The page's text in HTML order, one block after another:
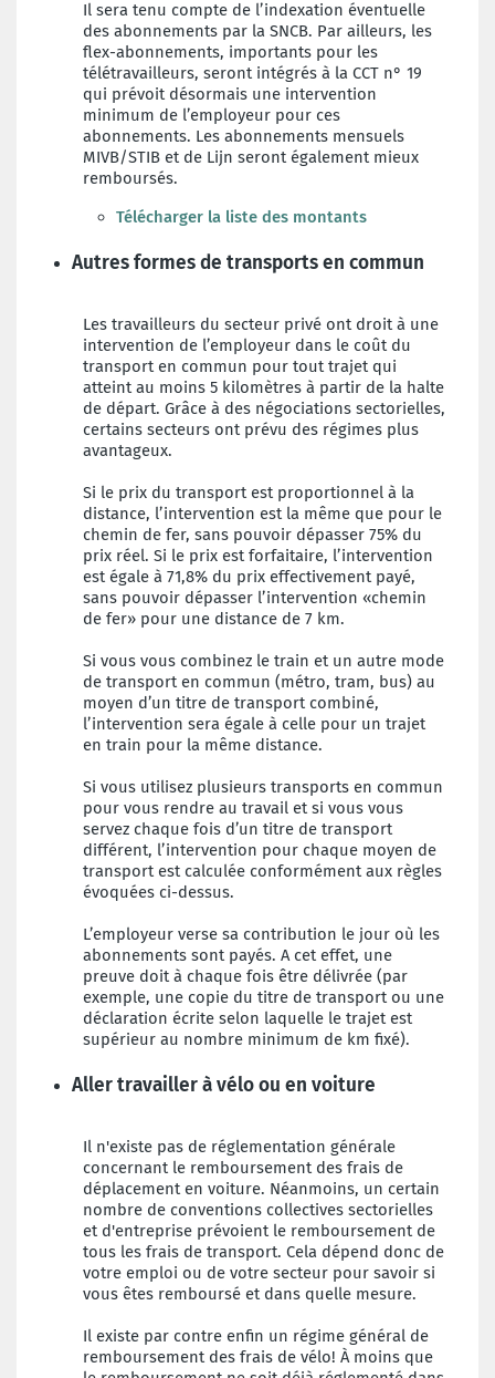
Il sera tenu compte de l’indexation éventuelle
des abonnements par la SNCB. Par ailleurs, les
flex-abonnements, importants pour les
télétravailleurs, seront intégrés à la CCT n° 19
qui prévoit désormais une intervention
minimum de l’employeur pour ces
abonnements. Les abonnements mensuels
MIVB/STIB et de Lijn seront également mieux
remboursés.
Télécharger la liste des montants
Autres formes de transports en commun
Les travailleurs du secteur privé ont droit à une
intervention de l’employeur dans le coût du
transport en commun pour tout trajet qui
atteint au moins 5 kilomètres à partir de la halte
de départ. Grâce à des négociations sectorielles,
certains secteurs ont prévu des régimes plus
avantageux.
Si le prix du transport est proportionnel à la
distance, l’intervention est la même que pour le
chemin de fer, sans pouvoir dépasser 75% du
prix réel. Si le prix est forfaitaire, l’intervention
est égale à 71,8% du prix effectivement payé,
sans pouvoir dépasser l’intervention «chemin
de fer» pour une distance de 7 km.
Si vous vous combinez le train et un autre mode
de transport en commun (métro, tram, bus) au
moyen d’un titre de transport combiné,
l’intervention sera égale à celle pour un trajet
en train pour la même distance.
Si vous utilisez plusieurs transports en commun
pour vous rendre au travail et si vous vous
servez chaque fois d’un titre de transport
différent, l’intervention pour chaque moyen de
transport est calculée conformément aux règles
évoquées ci-dessus.
L’employeur verse sa contribution le jour où les
abonnements sont payés. A cet effet, une
preuve doit à chaque fois être délivrée (par
exemple, une copie du titre de transport ou une
déclaration écrite selon laquelle le trajet est
supérieur au nombre minimum de km fixé).
Aller travailler à vélo ou en voiture
Il n'existe pas de réglementation générale
concernant le remboursement des frais de
déplacement en voiture. Néanmoins, un certain
nombre de conventions collectives sectorielles
et d'entreprise prévoient le remboursement de
tous les frais de transport. Cela dépend donc de
votre emploi ou de votre secteur pour savoir si
vous êtes remboursé et dans quelle mesure.
Il existe par contre enfin un régime général de
remboursement des frais de vélo! À moins que